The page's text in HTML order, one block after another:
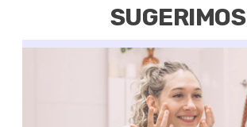
SUGERIMOS